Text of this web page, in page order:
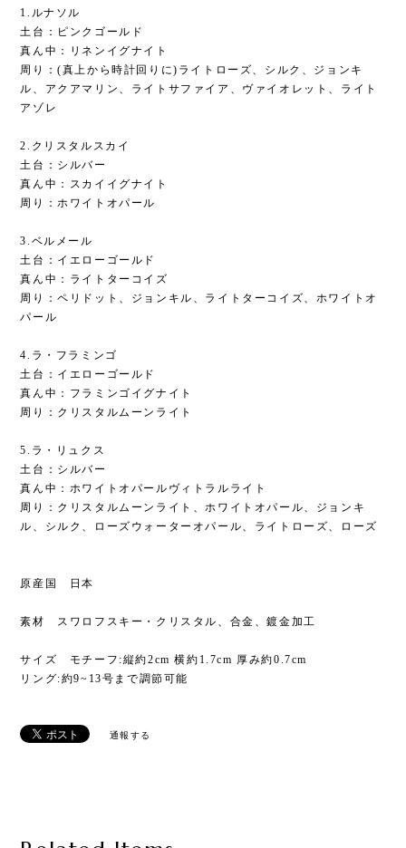
1.ルナソル
土台：ピンクゴールド
真ん中：リネンイグナイト
周り：(真上から時計回りに)ライトローズ、シルク、ジョンキ
ル、アクアマリン、ライトサファイア、ヴァイオレット、ライト
アゾレ
2.クリスタルスカイ
土台：シルバー
真ん中：スカイイグナイト
周り：ホワイトオパール
3.ベルメール
土台：イエローゴールド
真ん中：ライトターコイズ
周り：ペリドット、ジョンキル、ライトターコイズ、ホワイトオ
パール
4.ラ・フラミンゴ
土台：イエローゴールド
真ん中：フラミンゴイグナイト
周り：クリスタルムーンライト
5.ラ・リュクス
土台：シルバー
真ん中：ホワイトオパールヴィトラルライト
周り：クリスタルムーンライト、ホワイトオパール、ジョンキ
ル、シルク、ローズウォーターオパール、ライトローズ、ローズ
原産国 日本
素材 スワロフスキー・クリスタル、合金、鍍金加工
サイズ モチーフ:縦約2cm 横約1.7cm 厚み約0.7cm
リング:約9~13号まで調節可能
通報する